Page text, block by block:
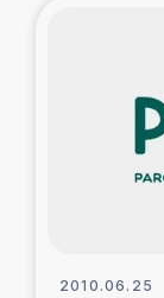
スリランカ
2010.06.25